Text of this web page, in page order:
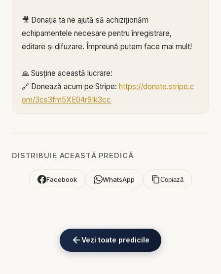
🎥 Donația ta ne ajută să achiziționăm
echipamentele necesare pentru înregistrare,
editare și difuzare. Împreună putem face mai mult!
🙏 Susține această lucrare:
🔗 Donează acum pe Stripe:https://donate.stripe.c
om/3cs3fm5XE04r9Ik3cc
această misiune! 💛
Alătură-te acestui canal pentru a primi acces la
Pastor Nicu Butoi - Rămâneți în Dragoste! - predici
DISTRIBUIE ACEASTĂ PREDICĂ
Facebook WhatsApp Copiază
Vezi toate predicile